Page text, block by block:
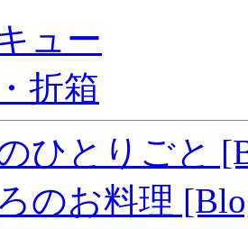
ュー
折箱
ひとりごと
のお料理